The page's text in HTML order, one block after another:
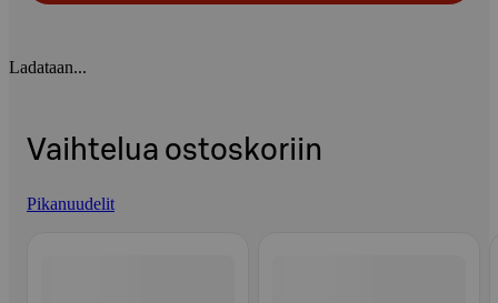
Ladataan...
Vaihtelua ostoskoriin
Pikanuudelit